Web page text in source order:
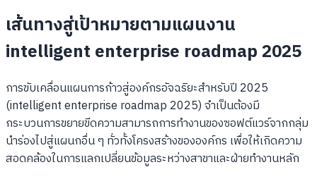
เส้นทางสู่เป้าหมายตามแผนงาน
intelligent enterprise roadmap 2025
การขับเคลื่อนแผนการก้าวสู่องค์กรอัจฉริยะสำหรับปี 2025
(intelligent enterprise roadmap 2025) จำเป็นต้องมี
กระบวนการขยายขีดความสามารถการทำงานของซอฟต์แวร์จากกลุ่ม
นำร่องไปสู่แผนกอื่น ๆ ทั่วทั้งโครงสร้างขององค์กร เพื่อให้เกิดความ
สอดคล้องในการแลกเปลี่ยนข้อมูลระหว่างสาขาและฝ่ายทำงานหลัก